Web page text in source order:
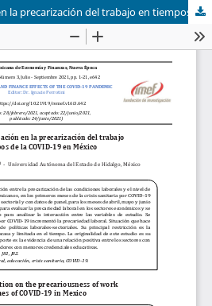
Efecto de la educación en la precarización del trabajo en tiempos de la COVID-19 en México